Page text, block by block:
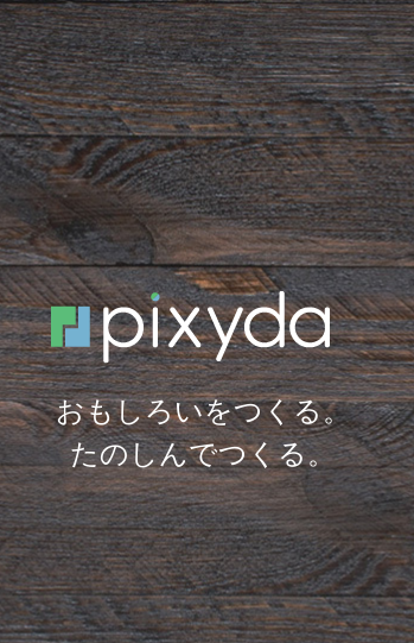
おもしろいをつくる。
たのしんでつくる。